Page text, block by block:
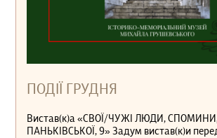
ПОДІЇ ГРУДНЯ
Вистав(к)а «СВОЇ/ЧУЖІ ЛЮДИ, СПОМИНИ,
ПАНЬКІВСЬКОЇ, 9» Задум вистав(к)и